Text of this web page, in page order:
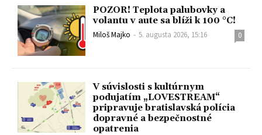
POZOR! Teplota palubovky a
volantu v aute sa blíži k 100 °C!
Miloš Majko - 5. augusta 2026, 15:16 0
V súvislosti s kultúrnym
podujatím „LOVESTREAM“
pripravuje bratislavská polícia
dopravné a bezpečnostné
opatrenia